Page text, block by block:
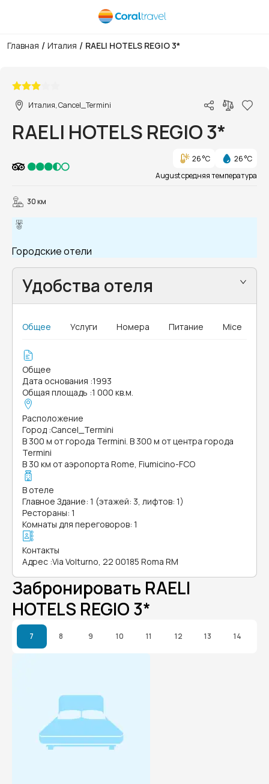
Главная / Италия / RAELI HOTELS REGIO 3*
Италия, Cancel_Termini
RAELI HOTELS REGIO 3*
26 °C
26 °C
August средняя температура
30 км
Городские отели
Удобства отеля
Общее Услуги Номера Питание Mice
Общее
Дата основания :1993
Общая площадь :1 000 кв.м.
Расположение
Город :Cancel_Termini
В 300 м от города Termini. В 300 м от центра города
Termini
В 30 км от аэропорта Rome, Fiumicino-FCO
В отеле
Главное Здание: 1 (этажей: 3, лифтов: 1)
Рестораны: 1
Комнаты для переговоров: 1
Контакты
Адрес :Via Volturno, 22 00185 Roma RM
Забронировать RAELI
HOTELS REGIO 3*
7 8 9 10 11 12 13 14